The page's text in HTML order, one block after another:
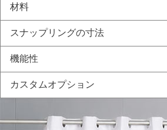
材料
スナップリングの寸法
機能性
カスタムオプション